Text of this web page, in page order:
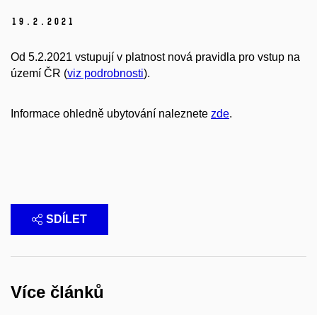
19. 2. 2021
Od 5.2.2021 vstupují v platnost nová pravidla pro vstup na
území ČR (viz podrobnosti).
Informace ohledně ubytování naleznete zde.
SDÍLET
Více článků